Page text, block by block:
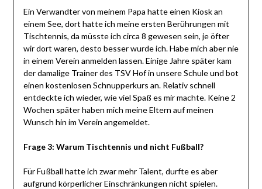
Ein Verwandter von meinem Papa hatte einen Kiosk an
einem See, dort hatte ich meine ersten Berührungen mit
Tischtennis, da müsste ich circa 8 gewesen sein, je öfter
wir dort waren, desto besser wurde ich. Habe mich aber nie
in einem Verein anmelden lassen. Einige Jahre später kam
der damalige Trainer des TSV Hof in unsere Schule und bot
einen kostenlosen Schnupperkurs an. Relativ schnell
entdeckte ich wieder, wie viel Spaß es mir machte. Keine 2
Wochen später haben mich meine Eltern auf meinen
Wunsch hin im Verein angemeldet.
Frage 3: Warum Tischtennis und nicht Fußball?
Für Fußball hatte ich zwar mehr Talent, durfte es aber
aufgrund körperlicher Einschränkungen nicht spielen.